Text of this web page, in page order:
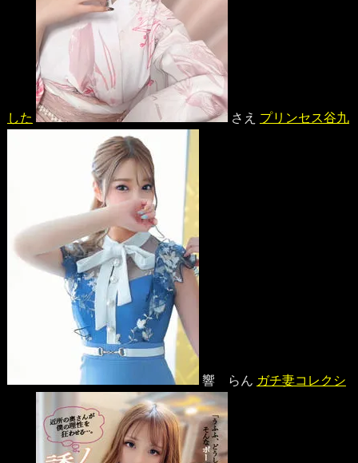
した さえ プリンセス谷九
響 らん ガチ妻コレクシ